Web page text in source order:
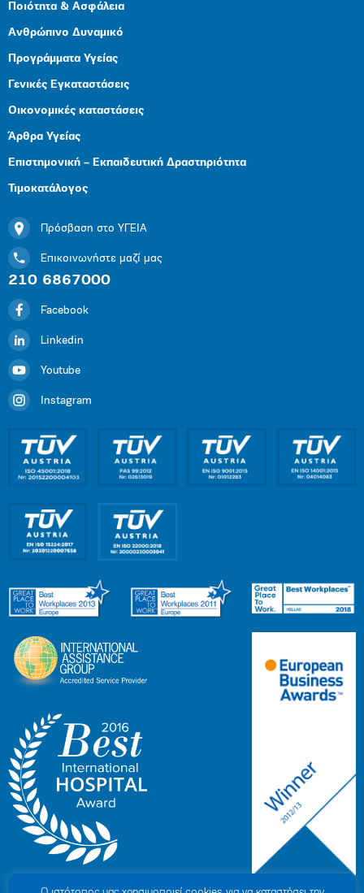
Ποιότητα & Ασφάλεια
Ανθρώπινο Δυναμικό
Προγράμματα Υγείας
Γενικές Εγκαταστάσεις
Οικονομικές καταστάσεις
Άρθρα Υγείας
Επιστημονική – Εκπαιδευτική Δραστηριότητα
Τιμοκατάλογος
Πρόσβαση στο ΥΓΕΙΑ
Επικοινωνήστε μαζί μας
210 6867000
Facebook
Linkedin
Youtube
Instagram